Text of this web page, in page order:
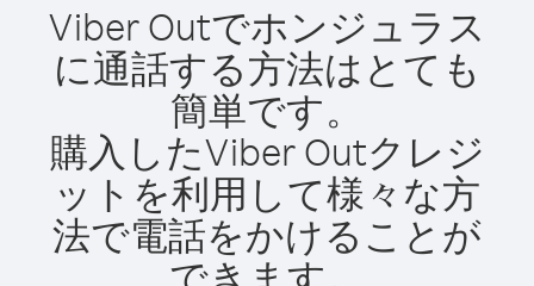
Viber Outでホンジュラス
に通話する方法はとても
簡単です。
購入したViber Outクレジ
ットを利用して様々な方
法で電話をかけることが
できます。